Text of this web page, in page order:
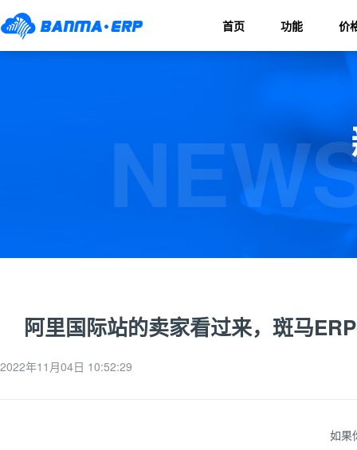
首页 功能 价
阿里国际站的卖家看过来，斑马
2022年11月04日 10:52:29
如果